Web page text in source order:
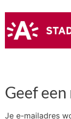
Geef
Je e-mailadres